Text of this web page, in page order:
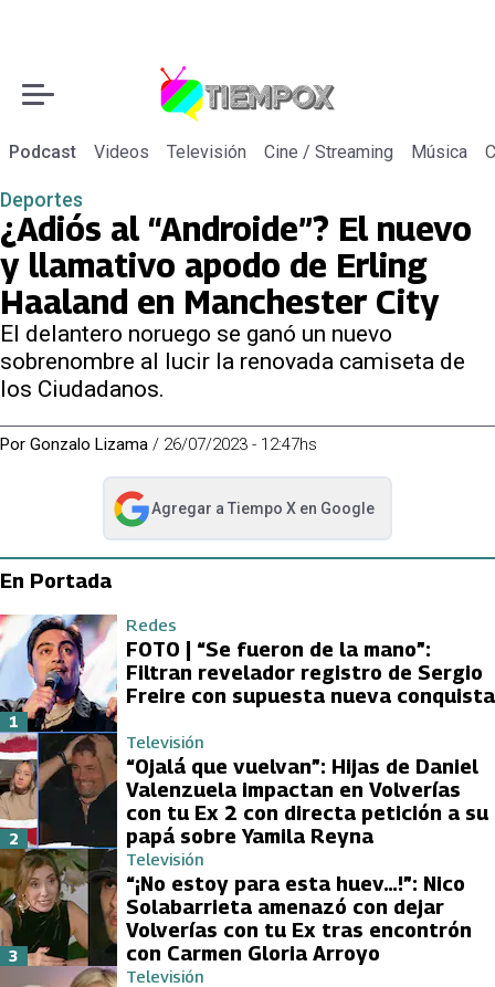
Podcast Videos Televisión Cine / Streaming Música
Deportes
¿Adiós al “Androide”? El nuevo
y llamativo apodo de Erling
Haaland en Manchester City
El delantero noruego se ganó un nuevo
sobrenombre al lucir la renovada camiseta de
los Ciudadanos.
Por Gonzalo Lizama / 26/07/2023 - 12:47hs
Agregar a Tiempo Xen Google
abre en nueva pestaña
En Portada
Redes
FOTO | “Se fueron de la mano”:
Filtran revelador registro de Sergio
Freire con supuesta nueva conquista
1
Televisión
“Ojalá que vuelvan”: Hijas de Daniel
Valenzuela impactan en Volverías
con tu Ex 2 con directa petición a su
papá sobre Yamila Reyna
2
Televisión
“¡No estoy para esta huev…!”: Nico
Solabarrieta amenazó con dejar
Volverías con tu Ex tras encontrón
con Carmen Gloria Arroyo
3
Televisión